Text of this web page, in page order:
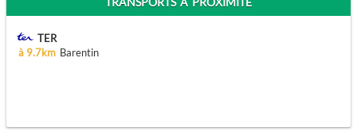
TER
à 9.7km Barentin